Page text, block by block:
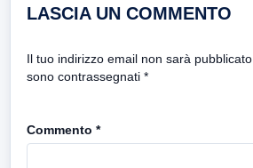
LASCIA UN COMMENTO
Il tuo indirizzo email non sarà pubblicato.
sono contrassegnati *
Commento *